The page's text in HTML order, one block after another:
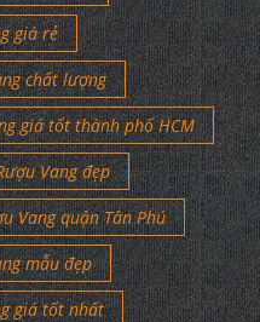
giá rẻ
chất lượng
giá tốt thành phố HCM
Vang đẹp
Vang quận Tân Phú
mẫu đẹp
giá tốt nhất